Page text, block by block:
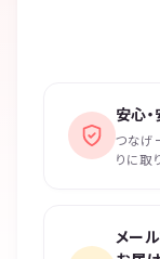
安心
つなげ
りに取
メー